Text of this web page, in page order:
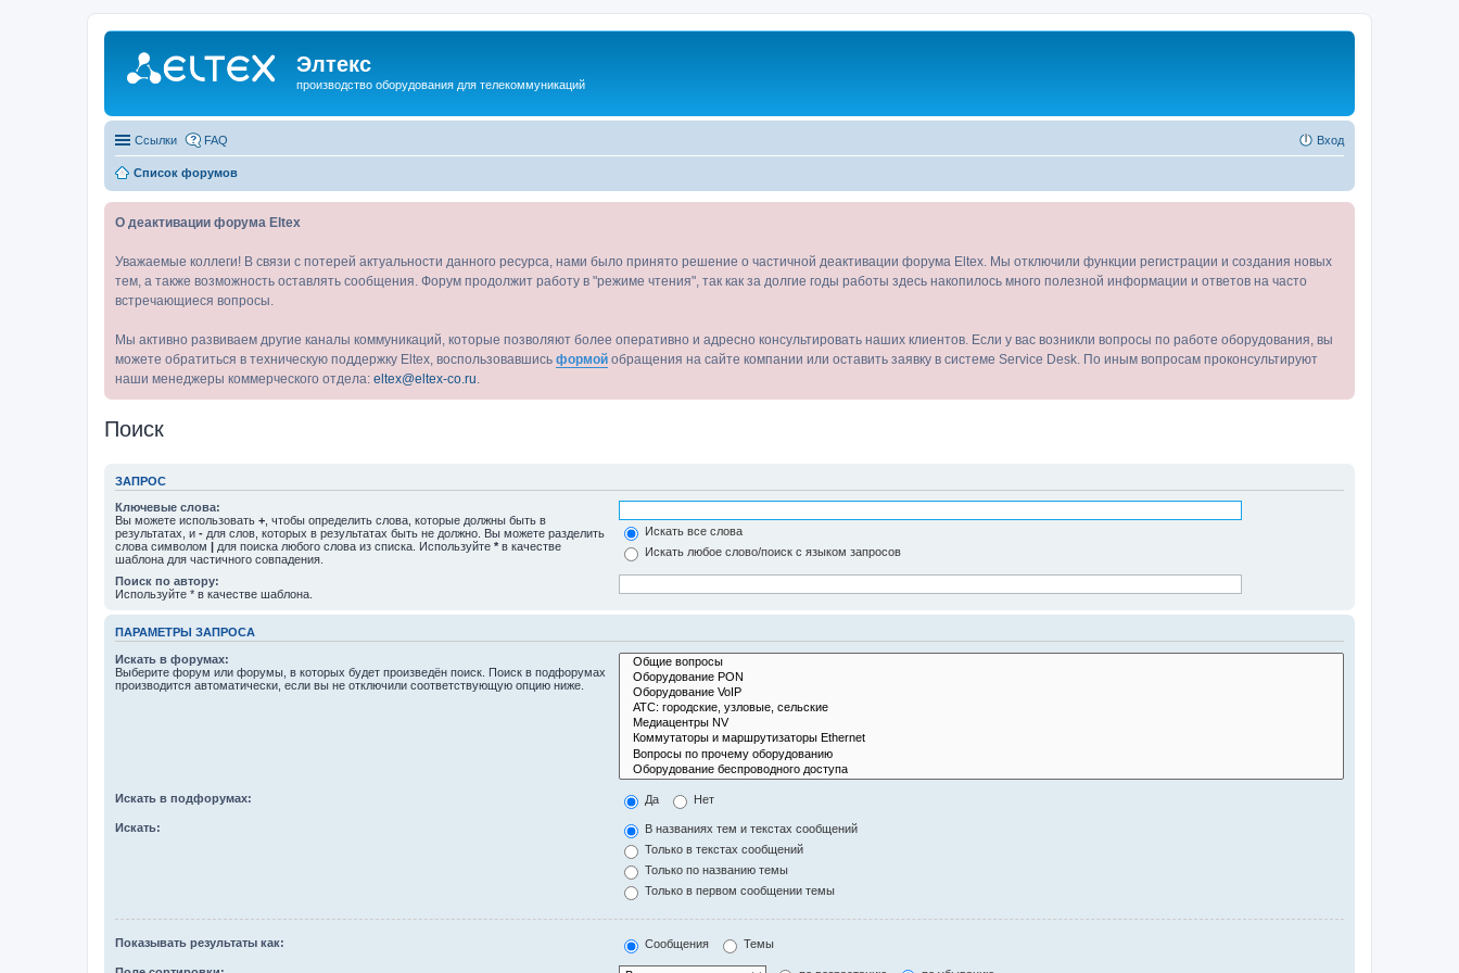
Элтекс
производство оборудования для телекоммуникаций
Ссылки FAQ Вход
Список форумов
О деактивации форума Eltex
Уважаемые коллеги! В связи с потерей актуальности данного ресурса, нами было принято решение о частичной деактивации форума Eltex. Мы отключили функции регистрации и создания новых
тем, а также возможность оставлять сообщения. Форум продолжит работу в "режиме чтения", так как за долгие годы работы здесь накопилось много полезной информации и ответов на часто
встречающиеся вопросы.
Мы активно развиваем другие каналы коммуникаций, которые позволяют более оперативно и адресно консультировать наших клиентов. Если у вас возникли вопросы по работе оборудования, вы
можете обратиться в техническую поддержку Eltex, воспользовавшись формой обращения на сайте компании или оставить заявку в системе Service Desk. По иным вопросам проконсультируют
наши менеджеры коммерческого отдела: eltex@eltex-co.ru
Поиск
ЗАПРОС
Ключевые слова:
Вы можете использовать + , чтобы определить слова, которые должны быть в
результатах, и - для слов, которых в результатах быть не должно. Вы можете разделить
слова символом | для поиска любого слова из списка. Используйте * в качестве
шаблона для частичного совпадения.
Искать все слова
Искать любое слово/поиск с языком запросов
Поиск по автору:
Используйте * в качестве шаблона.
ПАРАМЕТРЫ ЗАПРОСА
Искать в форумах:
Выберите форум или форумы, в которых будет произведён поиск. Поиск в подфорумах
производится автоматически, если вы не отключили соответствующую опцию ниже.
Искать в подфорумах: Да Нет
Искать:
В названиях тем и текстах сообщений
Только в текстах сообщений
Только по названию темы
Только в первом сообщении темы
Показывать результаты как: Сообщения Темы